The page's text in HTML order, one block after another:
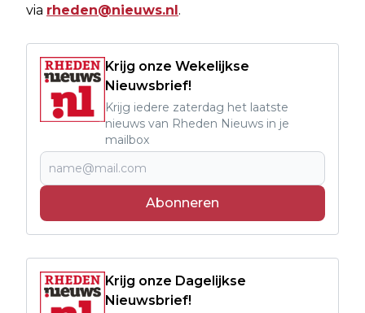
via rheden@nieuws.nl.
Krijg onze Wekelijkse
Nieuwsbrief!
Krijg iedere zaterdag het laatste
nieuws van Rheden Nieuws in je
mailbox
Abonneren
Krijg onze Dagelijkse
Nieuwsbrief!